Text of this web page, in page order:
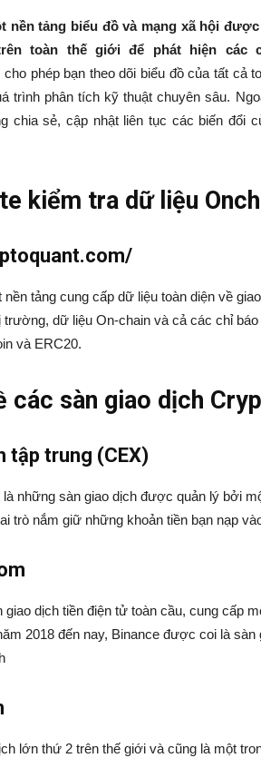
nền tảng biểu đồ và mạng xã hội
toàn thế giới để phát hiện các
cho phép bạn theo dõi biểu đồ của tất cả
trình phân tích kỹ thuật chuyên sâu.
chia sẻ, cập nhật liên tục các biến đổi
kiểm tra dữ liệu
tảng cung cấp dữ liệu toàn diện về
dữ liệu On-chain và cả các chỉ
và ERC20.
các sàn giao dịch
tập trung (CEX)
những sàn giao dịch được quản lý bởi
trò nắm giữ những khoản tiền bạn nạp
giao dịch tiền điện tử toàn cầu, cung cấp
2018 đến nay, Binance được coi là
lớn thứ 2 trên thế giới và cũng là một